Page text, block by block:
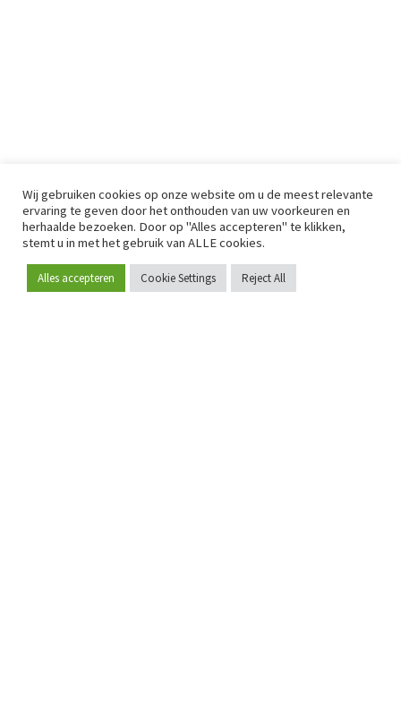
Word lid
Wij gebruiken cookies op onze website om u de meest relevante
ervaring te geven door het onthouden van uw voorkeuren en
herhaalde bezoeken. Door op "Alles accepteren" te klikken,
stemt u in met het gebruik van ALLE cookies.
Alles accepteren Cookie Settings Reject All